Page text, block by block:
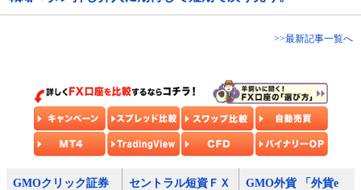
>>最新記事一覧へ
GMOクリック証券
セントラル短資ＦＸ
GMO外貨 「外貨e